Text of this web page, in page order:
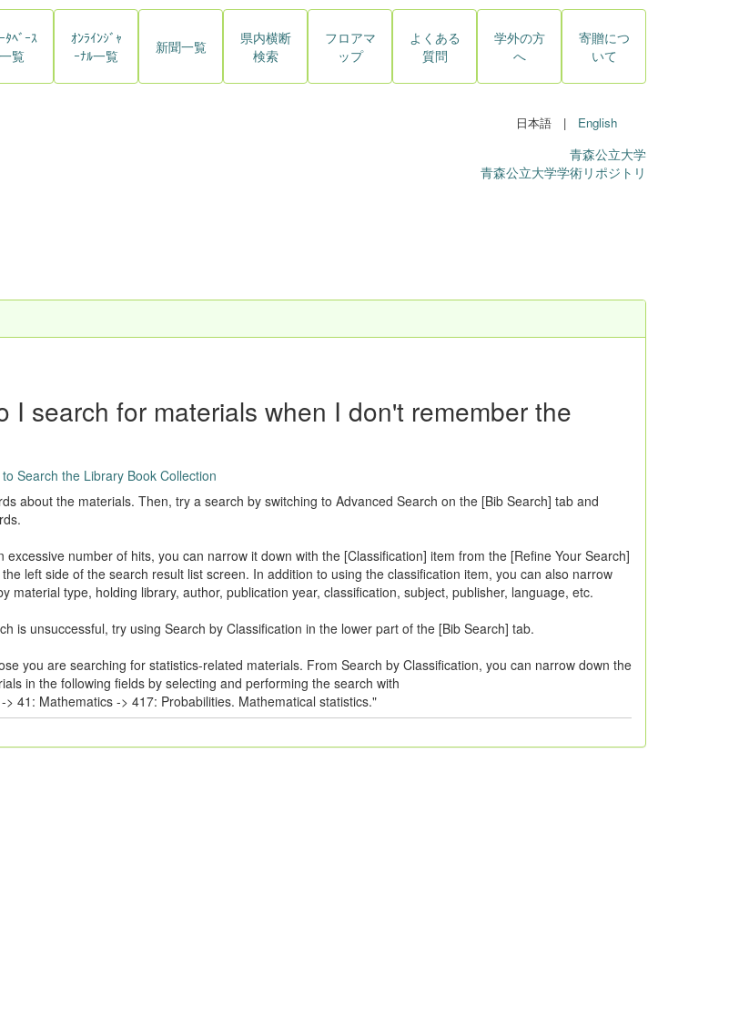
ﾀﾍﾞｰｽ
一覧
ｵﾝﾗｲﾝｼﾞｬ
ｰﾅﾙ一覧
新聞一覧
県内横断
検索
フロアマ
ップ
よくある
質問
学外の方
へ
寄贈につ
いて
日本語 | English
青森公立大学
青森公立大学学術リポジトリ
I search for materials when I don't remember the
Search the Library Book Collection
about the materials. Then, try a search by switching to Advanced Search on the [Bib Search] tab and
excessive number of hits, you can narrow it down with the [Classification] item from the [Refine Your Search]
left side of the search result list screen. In addition to using the classification item, you can also narrow
material type, holding library, author, publication year, classification, subject, publisher, language, etc.
is unsuccessful, try using Search by Classification in the lower part of the [Bib Search] tab.
you are searching for statistics-related materials. From Search by Classification, you can narrow down the
in the following fields by selecting and performing the search with
> 41: Mathematics -> 417: Probabilities. Mathematical statistics."